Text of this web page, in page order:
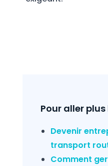
Pour aller plus
Devenir
transport
Comment